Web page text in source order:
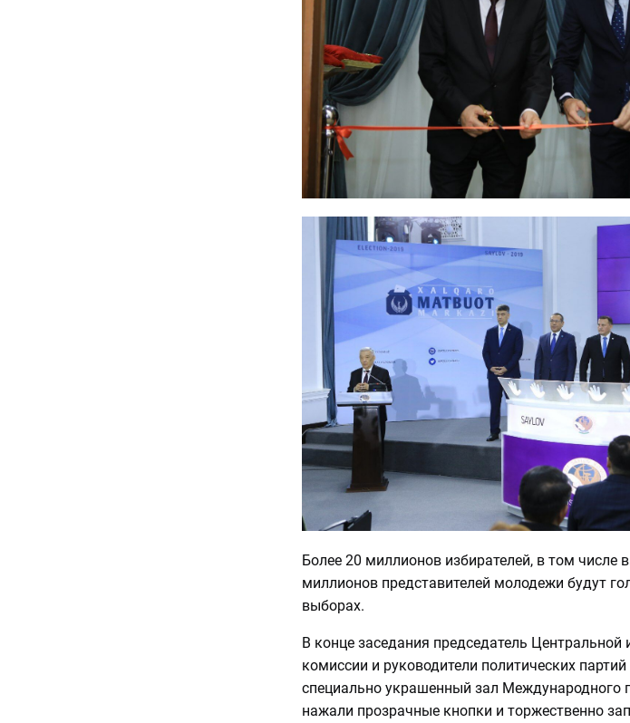
Более 20 миллионов избирателей, в том числе
миллионов представителей молодежи будут
выборах.
В конце заседания председатель Центральной
комиссии и руководители политических
специально украшенный зал Международного
нажали прозрачные кнопки и торжественно